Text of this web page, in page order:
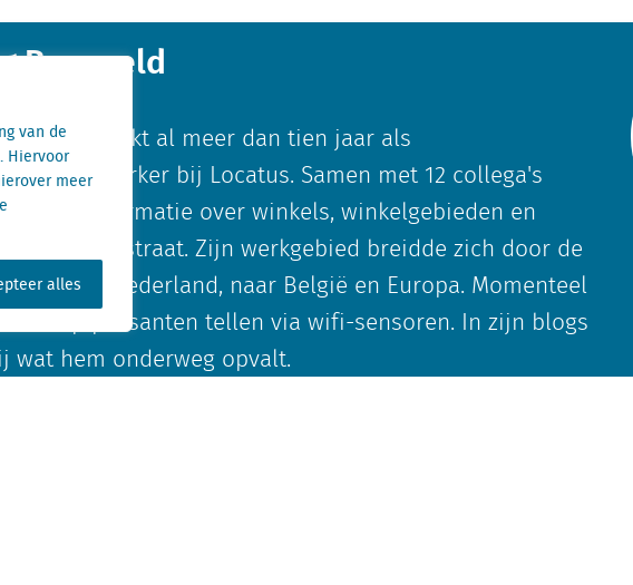
van de
Hiervoor
meer
alles
Boosveld
werkt al meer dan tien jaar als
bij Locatus. Samen met 12 collega's
hij de informatie over winkels, winkelgebieden en
op straat. Zijn werkgebied breidde zich door de
uit, van Nederland, naar België en Europa. Momenteel
op passanten tellen via wifi-sensoren. In zijn blogs
wat hem onderweg opvalt.